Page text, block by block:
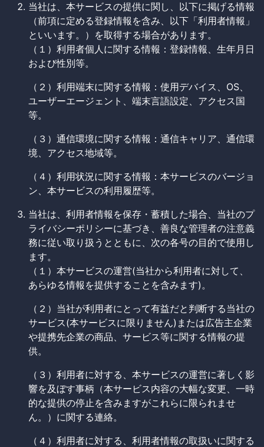
当社は、本サービスの提供に関し、以下に掲げる情報
（前項に定める登録情報を含み、以下「利用者情報」
といいます。）を取得する場合があります。
（１）利用者個人に関する情報：登録情報、生年月日
および性別等。
（２）利用端末に関する情報：使用デバイス、OS、
ユーザーエージェント、端末言語設定、アクセス国
等。
（３）通信環境に関する情報：通信キャリア、通信環
境、アクセス地域等。
（４）利用状況に関する情報：本サービスのバージョ
ン、本サービスの利用履歴等。
当社は、利用者情報を保存・蓄積した場合、当社のプ
ライバシーポリシーに基づき、善良な管理者の注意義
務に従い取り扱うとともに、次の各号の目的で使用し
ます。
（１）本サービスの運営(当社から利用者に対して、
あらゆる情報を提供することを含みます)。
（２）当社が利用者にとって有益だと判断する当社の
サービス(本サービスに限りません)または広告主企業
や提携先企業の商品、サービス等に関する情報の提
供。
（３）利用者に対する、本サービスの運営に著しく影
響を及ぼす事柄（本サービス内容の大幅な変更、一時
的な提供の停止を含みますがこれらに限られませ
ん。）に関する連絡。
（４）利用者に対する、利用者情報の取扱いに関する